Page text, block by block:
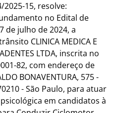
2025-15, resolve:
no Edital de
de julho de 2024, a
CLINICA MEDICA E
LTDA, inscrita no
82, com endereço de
BONAVENTURA, 575 -
- São Paulo, para atuar
em candidatos à